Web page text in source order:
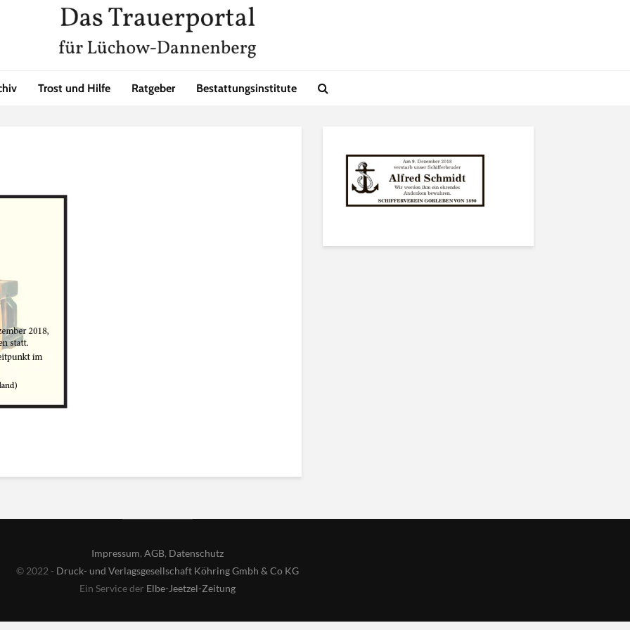
Trost und Hilfe Ratgeber Bestattungsinstitute
Impressum, AGB, Datenschutz
© 2022 - Druck- und Verlagsgesellschaft Köhring Gmbh & Co KG
Ein Service der Elbe-Jeetzel-Zeitung